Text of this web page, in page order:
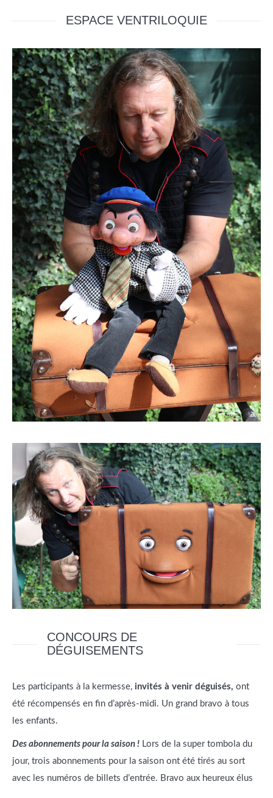
ESPACE VENTRILOQUIE
CONCOURS DE
DÉGUISEMENTS
Les participants à la kermesse, invités à venir déguisés, ont
été récompensés en fin d’après-midi. Un grand bravo à tous
les enfants.
Des abonnements pour la saison ! Lors de la super tombola du
jour, trois abonnements pour la saison ont été tirés au sort
avec les numéros de billets d’entrée. Bravo aux heureux élus